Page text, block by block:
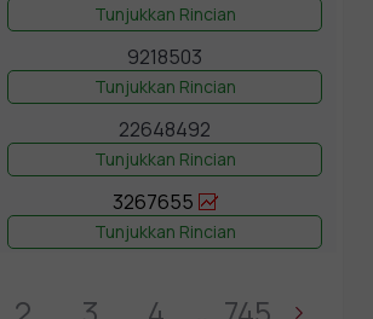
Tunjukkan Rincian
9218503
Tunjukkan Rincian
22648492
Tunjukkan Rincian
3267655
Tunjukkan Rincian
..